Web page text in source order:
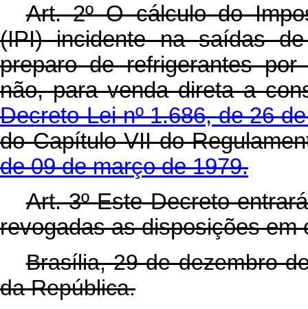
Art. 2º O cálculo do
(IPI) incidente na saídas
preparo de refrigerantes
não, para venda direta a
Decreto-Lei nº 1.686, de 26
do Capítulo VII do
de 09 de março de 1979.
Art. 3º Este Decreto
revogadas as disposições em
Brasília, 29 de dezembro
da República.